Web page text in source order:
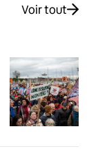
Voir tout